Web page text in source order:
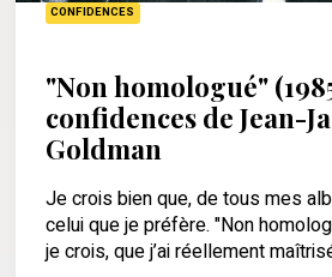
CONFIDENCES
"Non homologué"
confidences de Jean-
Goldman
Je crois bien que, de tous mes
celui que je préfère. "Non
je crois, que j’ai réellement